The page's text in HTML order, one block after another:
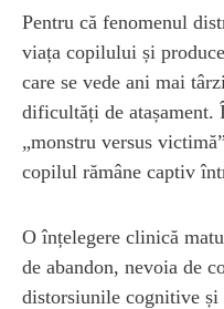
Pentru că fenomenul
viața copilului și
care se vede ani mai
dificultăți de
„monstru versus
copilul rămâne captiv
O înțelegere clinică
de abandon, nevoia de
distorsiunile cognitive și